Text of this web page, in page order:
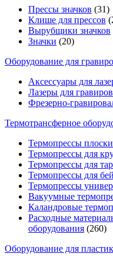
Прессы значков (31)
Клише для прессов
Вырубщики значков
Значки (20)
Оборудование для
Аксессуары для
Лазеры для
Фрезерно-
Термотрансферное
Термопрессы
Термопрессы для
Термопрессы для
Термопрессы для
Термопрессы
Вакуумные
Каландровые
Расходные
оборудования (260)
Оборудование для